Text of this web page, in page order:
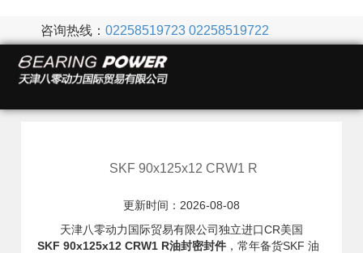
咨询热线： 02258519723 02258519722
SKF 90x125x12 CRW1 R
更新时间：2026-08-08
天津八零动力国际贸易有限公司独立进口CR美国
SKF 90x125x12 CRW1 R油封密封件 ，常年备货SKF 油